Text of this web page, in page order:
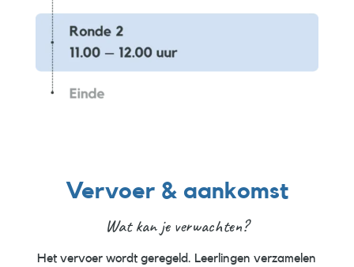
Vervoer & aankomst
Wat kan je verwachten?
Het vervoer wordt geregeld. Leerlingen verzamelen